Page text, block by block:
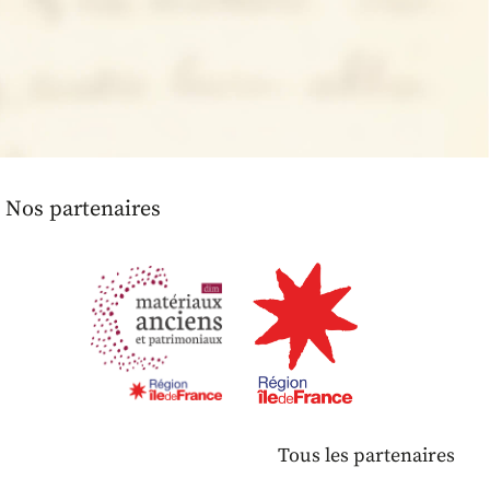
Nos partenaires
Tous les partenaires